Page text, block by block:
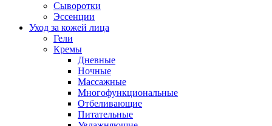
Сыворотки
Эссенции
Уход за кожей лица
Гели
Кремы
Дневные
Ночные
Массажные
Многофункциональные
Отбеливающие
Питательные